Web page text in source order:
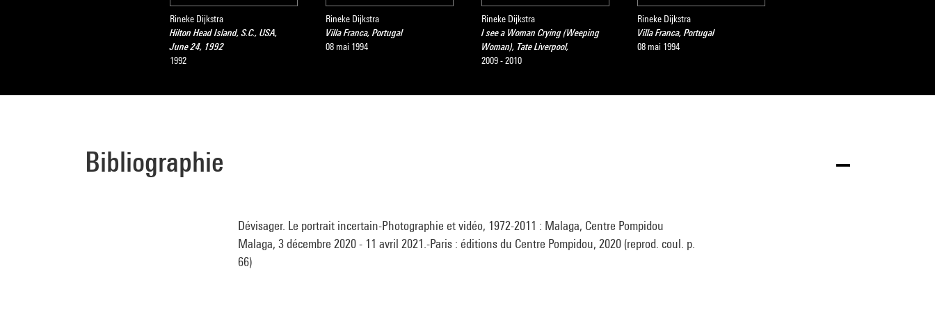
Rineke Dijkstra
Hilton Head Island, S.C., USA,
June 24, 1992
1992
Rineke Dijkstra
Villa Franca, Portugal
08 mai 1994
Rineke Dijkstra
I see a Woman Crying (Weeping
Woman), Tate Liverpool,
2009 - 2010
Rineke Dijkstra
Villa Franca, Portugal
08 mai 1994
Bibliographie
Dévisager. Le portrait incertain-Photographie et vidéo, 1972-2011 : Malaga, Centre Pompidou
Malaga, 3 décembre 2020 - 11 avril 2021.-Paris : éditions du Centre Pompidou, 2020 (reprod. coul. p.
66)